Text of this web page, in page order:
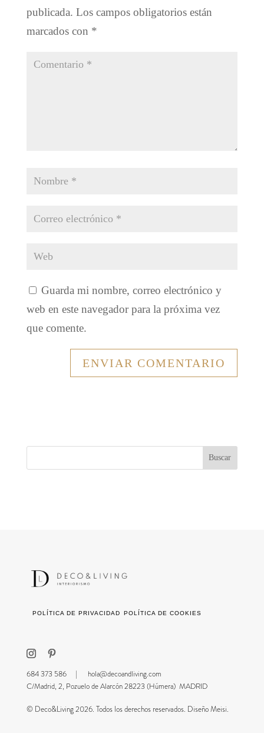
publicada. Los campos obligatorios están
marcados con *
Guarda mi nombre, correo electrónico y
web en este navegador para la próxima vez
que comente.
POLÍTICA DE PRIVACIDAD POLÍTICA DE COOKIES
684 373 586 | hola@decoandliving.com
C/Madrid, 2, Pozuelo de Alarcón 28223 (Húmera) MADRID
© Deco&Living 2026. Todos los derechos reservados. Diseño Meisi.